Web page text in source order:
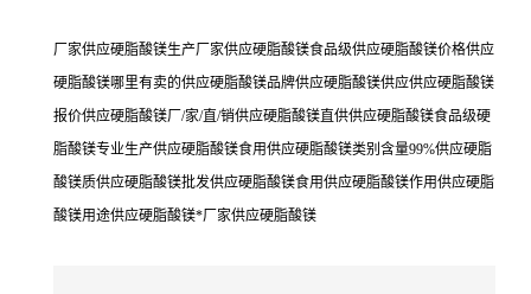
厂家供应硬脂酸镁生产厂家供应硬脂酸镁食品级供应硬脂酸镁价格供应
硬脂酸镁哪里有卖的供应硬脂酸镁品牌供应硬脂酸镁供应供应硬脂酸镁
报价供应硬脂酸镁厂/家/直/销供应硬脂酸镁直供供应硬脂酸镁食品级硬
脂酸镁专业生产供应硬脂酸镁食用供应硬脂酸镁类别含量99%供应硬脂
酸镁质供应硬脂酸镁批发供应硬脂酸镁食用供应硬脂酸镁作用供应硬脂
酸镁用途供应硬脂酸镁*厂家供应硬脂酸镁